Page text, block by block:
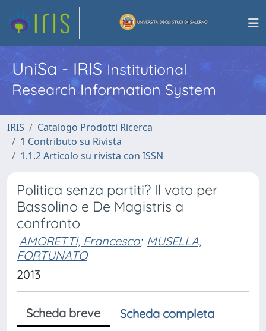
UniSa - IRISInstitutional
Research Information System
IRIS
Catalogo Prodotti Ricerca
1 Contributo su Rivista
1.1.2 Articolo su rivista con ISSN
Politica senza partiti? Il voto per
Bassolino e De Magistris a
confronto
AMORETTI, Francesco; MUSELLA,
FORTUNATO
2013
Scheda breve
Scheda completa